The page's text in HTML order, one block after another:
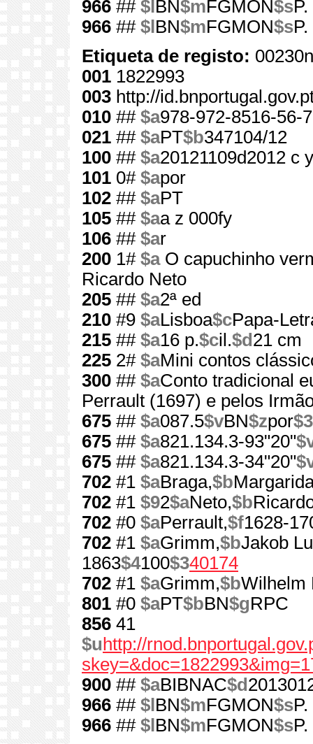
966 ## $l BN$mFGMON$s
966 ## $l BN$mFGMON$s
Etiqueta de registo:
001 1822993
003 http://
010 ## $a978-972-8516-56-7
021 ## $aPT$b347104/12
100 ## $a20121109d2012 c
101 0# $apor
102 ## $aPT
105 ## $aa z 000fy
106 ## $ar
200 1# $aO capuchinho
Ricardo Neto
205 ## $a2ª ed
210 #9 $aLisboa$cPapa-
215 ## $a16 p.$cil.$d 21 cm
225 2# $aMini contos
300 ## $aConto tradicional
Perrault (1697) e pelos
675 ## $a087.5$vBN$zpor$3
675 ## $a821.134.3-93"20"
675 ## $a821.134.3-34"20"
702 #1 $aBraga,$b
702 #1 $92$aNeto,$b
702 #0 $aPerrault,$f1628-
702 #1 $aGrimm,$bJakob
1863$4100$340174
702 #1 $aGrimm,$bWilhelm
801 #0 $aPT$bBN$gRPC
856 41
$u http://
900 ## $aBIBNAC$d
966 ## $l BN$mFGMON$s
966 ## $l BN$mFGMON$s